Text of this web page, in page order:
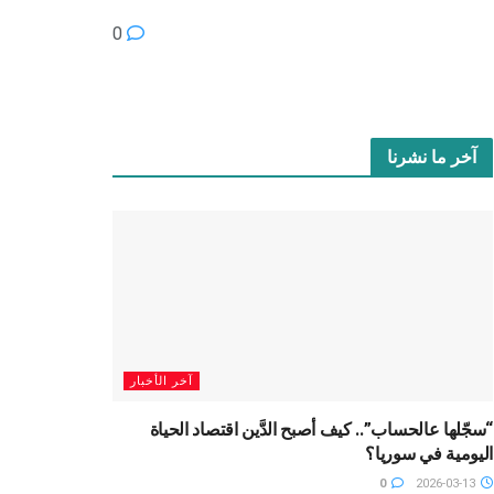
آخر ما نشرنا
آخر الأخبار
“سجّلها عالحساب”.. كيف أصبح الدَّين اقتصاد الحياة
اليومية في سوريا؟
0